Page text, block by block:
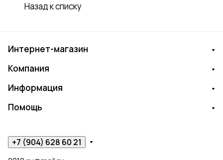
Назад к списку
Интернет-магазин
Компания
Информация
Помощь
+7 (904) 628 60 21